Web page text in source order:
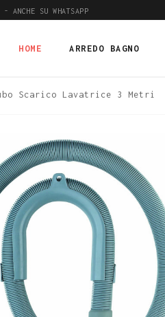
ANCHE SU WHATSAPP
HOME ARREDO BAGNO
Scarico Lavatrice 3 Metri